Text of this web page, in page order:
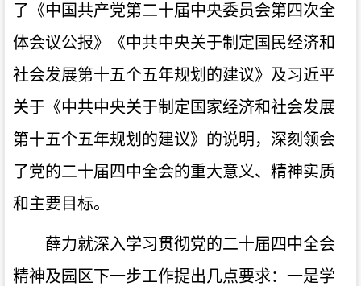
了《中国共产党第二十届中央委员会第四次全
体会议公报》《中共中央关于制定国民经济和
社会发展第十五个五年规划的建议》及习近平
关于《中共中央关于制定国家经济和社会发展
第十五个五年规划的建议》的说明，深刻领会
了党的二十届四中全会的重大意义、精神实质
和主要目标。
薛力就深入学习贯彻党的二十届四中全会
精神及园区下一步工作提出几点要求：一是学